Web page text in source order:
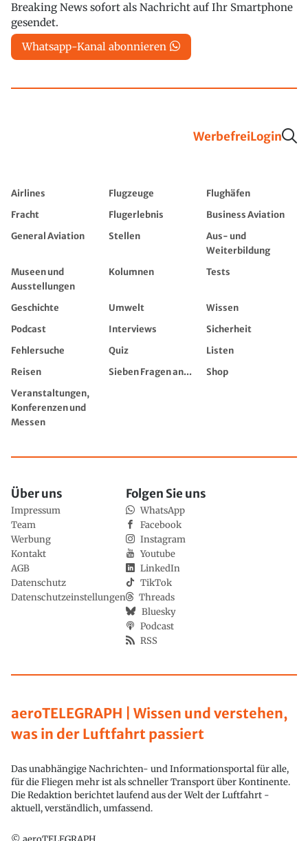
Breaking News sofort als Nachricht auf Ihr Smartphone
gesendet.
Whatsapp-Kanal abonnieren
WerbefreiLogin
Airlines Flugzeuge
Flughäfen
Fracht
Flugerlebnis
Business Aviation
General Aviation
Stellen
Aus- und
Weiterbildung
Museen und
Ausstellungen
Kolumnen Tests
Geschichte Umwelt
Wissen
Podcast
Interviews
Sicherheit
Fehlersuche
Quiz
Listen
Reisen
Sieben Fragen an...
Shop
Veranstaltungen,
Konferenzen und
Messen
aeroTELEGRAPH | Wissen und verstehen,
was in der Luftfahrt passiert
Das unabhängige Nachrichten- und Informationsportal für alle,
für die Fliegen mehr ist als schneller Transport über Kontinente.
Die Redaktion berichtet laufend aus der Welt der Luftfahrt -
aktuell, verständlich, umfassend.
Über uns
Impressum
Team
Werbung
Kontakt
AGB
Datenschutz
Datenschutzeinstellungen
Folgen Sie uns
WhatsApp
Facebook
Instagram
Youtube
LinkedIn
TikTok
Threads
Bluesky
Podcast
RSS